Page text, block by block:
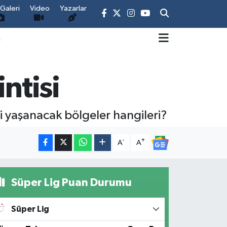
Video Yazarlar
yaşanacak bölgeler hangileri?
A- A+
Süper Lig Puan Durumu
Süper Lig